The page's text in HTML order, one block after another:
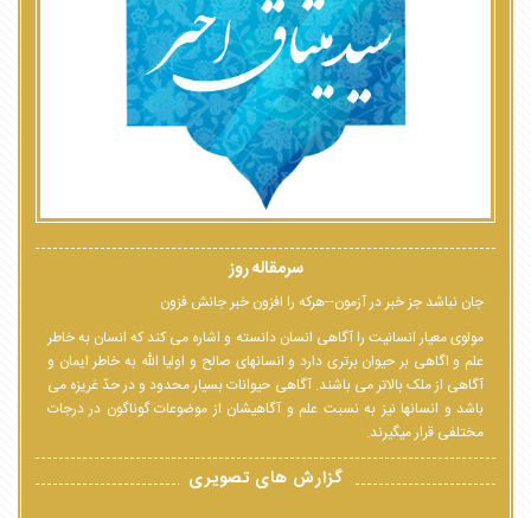
سرمقاله روز
جان نباشد جز خبر در آزمون--هرکه را افزون خبر جانش فزون
مولوی معیار انسانیت را آگاهی انسان دانسته و اشاره می کند که انسان به خاطر
علم و اگاهی بر حیوان برتری دارد و انسانهای صالح و اولیا الله به خاطر ایمان و
آگاهی از ملک بالاتر می باشند. آگاهی حیوانات بسیار محدود و در حدّ غریزه می
باشد و انسانها نیز به نسبت علم و آگاهیشان از موضوعات گوناگون در درجات
مختلفی قرار میگیرند.
گزارش های تصویری